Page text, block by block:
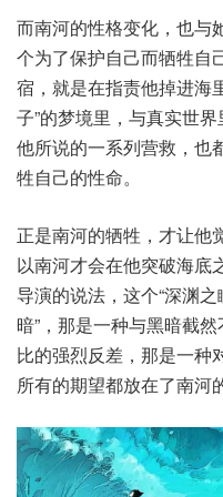
而南河的性格变化，也与
个为了保护自己而牺牲自
宿，就是在指责他掉进海
子”的梦境里，与真实世
他所说的一系列营救，也
牲自己的性命。
正是南河的牺牲，才让他
以南河才会在他突破海底
导演的说法，这个“深渊
暗”，那是一种与黑暗截
比的强烈反差，那是一种
所有的期望都放在了南河